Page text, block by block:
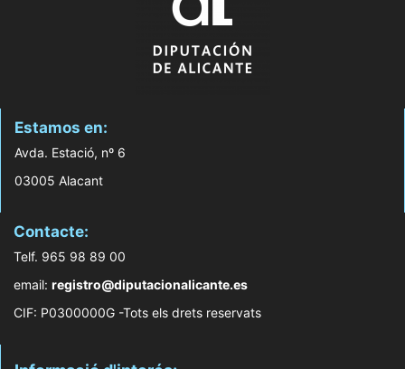
Estamos en:
Avda. Estació, nº 6
03005 Alacant
Contacte:
Telf. 965 98 89 00
email: registro@diputacionalicante.es
CIF: P0300000G -Tots els drets reservats